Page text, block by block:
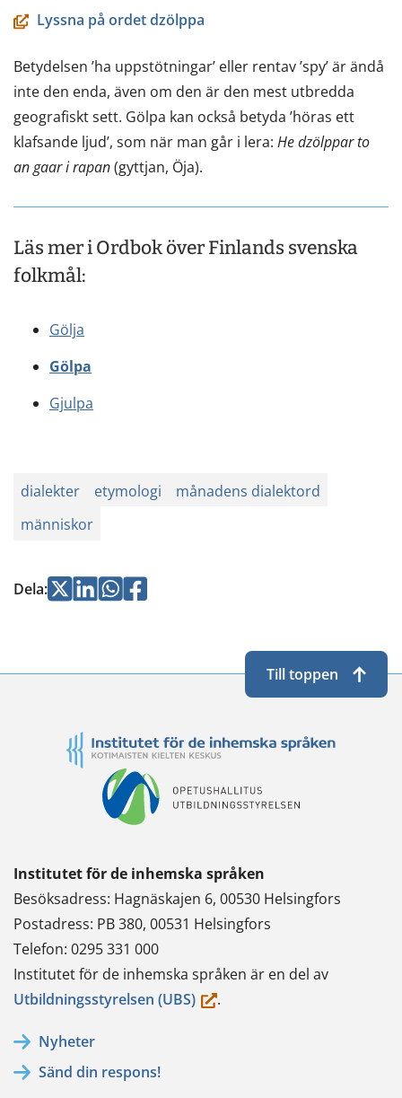
Lyssna på ordet dzölppa
Betydelsen ’ha uppstötningar’ eller rentav ’spy’ är ändå
inte den enda, även om den är den mest utbredda
geografiskt sett. Gölpa kan också betyda ’höras ett
klafsande ljud’, som när man går i lera: He dzölppar to
an gaar i rapan(gyttjan, Öja).
Läs mer i Ordbok över Finlands svenska
folkmål:
Gölja
Gölpa
Gjulpa
dialekter etymologi
månadens dialektord
människor
Dela:Jaa Jaa Jaa
Jaa
Institutet för de inhemska språken
Besöksadress: Hagnäskajen 6, 00530 Helsingfors
Postadress: PB 380, 00531 Helsingfors
Telefon: 0295 331 000
Institutet för de inhemska språken är en del av
Utbildningsstyrelsen (UBS)(du.
Nyheter
Sänd din respons!
Till toppen